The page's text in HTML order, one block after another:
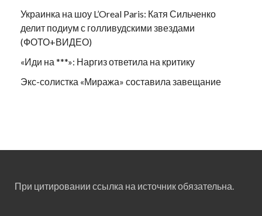
Украинка на шоу L’Oreal Paris: Катя Сильченко
делит подиум с голливудскими звездами
(ФОТО+ВИДЕО)
«Иди на ***»: Наргиз ответила на критику
Экс-солистка «Миража» составила завещание
При цитировании ссылка на источник обязательна.